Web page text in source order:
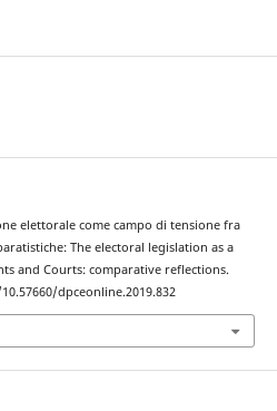
elettorale come campo di tensione fra
The electoral legislation as a
and Courts: comparative reflections.
dpceonline.2019.832